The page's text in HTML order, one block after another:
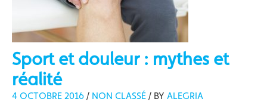
Sport et douleur : mythes et
réalité
4 OCTOBRE 2016 / NON CLASSÉ / BY ALEGRIA